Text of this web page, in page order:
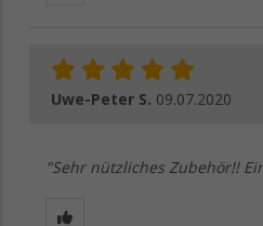
Uwe-Peter S. 09.07.2020
"Sehr nützliches Zubehör!!